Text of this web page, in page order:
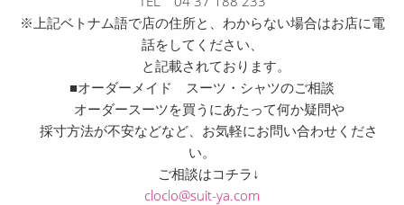
※上記ベトナム語で店の住所と、 わからない場合はお店に電
話をしてください、
と記載されております。
■オーダーメイド スーツ・シャツのご相談
オーダースーツを買うにあたって何か疑問や
採寸方法が不安などなど、お気軽にお問い合わせくださ
い。
ご相談はコチラ↓
cloclo@suit-ya.com